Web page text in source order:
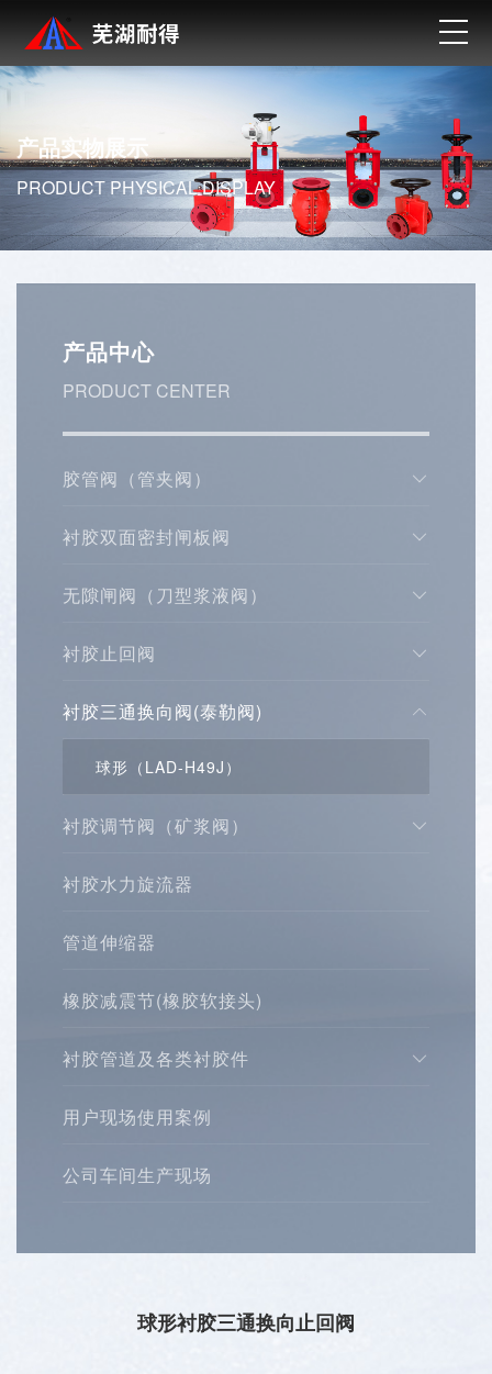
页
走
耐
得
型
产
典
型新
联
产品实物展示
PRODUCT PHYSICAL DISPLAY
产品中心
PRODUCT CENTER
胶管阀（管夹阀）
衬胶双面密封闸板阀
无隙闸阀（刀型浆液阀）
衬胶止回阀
衬胶三通换向阀(泰勒阀)
球形（LAD-H49J）
衬胶调节阀（矿浆阀）
衬胶水力旋流器
管道伸缩器
橡胶减震节(橡胶软接头)
衬胶管道及各类衬胶件
用户现场使用案例
公司车间生产现场
球形衬胶三通换向止回阀